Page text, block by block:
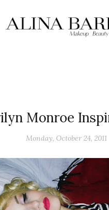
Monroe
Monday, October 24, 2011